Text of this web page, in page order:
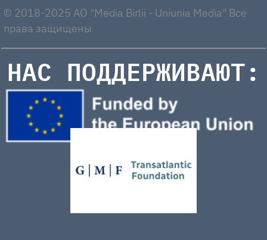
© 2018-2025 AO "Media Birlii - Uniunia Media" Все
права защищены
НАС ПОДДЕРЖИВАЮТ: